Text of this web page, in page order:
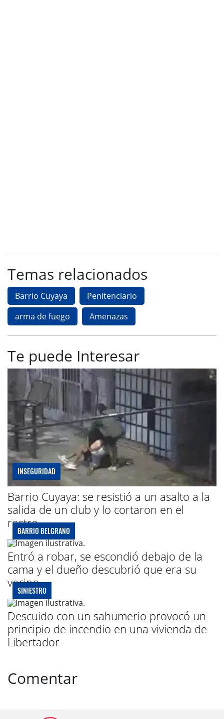
Temas relacionados
Barrio Cuyaya
Penitenciario
arma de fuego
Amenazas
Te puede Interesar
INSEGURIDAD
Barrio Cuyaya: se resistió a un asalto a la
salida de un club y lo cortaron en el
rostro
BARRIO BELGRANO
Entró a robar, se escondió debajo de la
cama y el dueño descubrió que era su
vecino
SINIESTRO
Descuido con un sahumerio provocó un
principio de incendio en una vivienda de
Libertador
Comentar